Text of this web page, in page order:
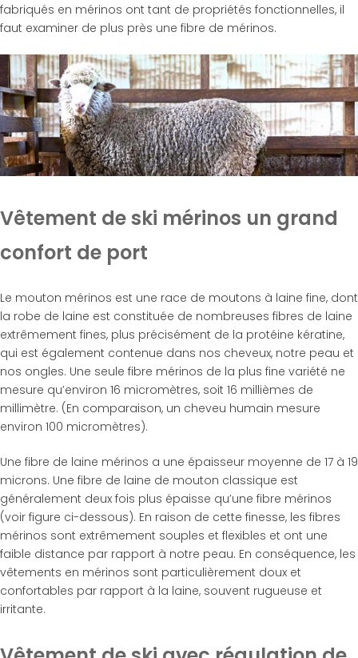
fabriqués en mérinos ont tant de propriétés fonctionnelles, il
faut examiner de plus près une fibre de mérinos.
Vêtement de ski mérinos un grand
confort de port
Le mouton mérinos est une race de moutons à laine fine, dont
la robe de laine est constituée de nombreuses fibres de laine
extrêmement fines, plus précisément de la protéine kératine,
qui est également contenue dans nos cheveux, notre peau et
nos ongles. Une seule fibre mérinos de la plus fine variété ne
mesure qu’environ 16 micromètres, soit 16 millièmes de
millimètre. (En comparaison, un cheveu humain mesure
environ 100 micromètres).
Une fibre de laine mérinos a une épaisseur moyenne de 17 à 19
microns. Une fibre de laine de mouton classique est
généralement deux fois plus épaisse qu’une fibre mérinos
(voir figure ci-dessous). En raison de cette finesse, les fibres
mérinos sont extrêmement souples et flexibles et ont une
faible distance par rapport à notre peau. En conséquence, les
vêtements en mérinos sont particulièrement doux et
confortables par rapport à la laine, souvent rugueuse et
irritante.